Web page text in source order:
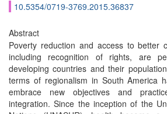
10.5354/0719-3769.2015.36837
Abstract
Poverty reduction and access to better
including recognition of rights, are
developing countries and their
terms of regionalism in South America
embrace new objectives and
integration. Since the inception of the